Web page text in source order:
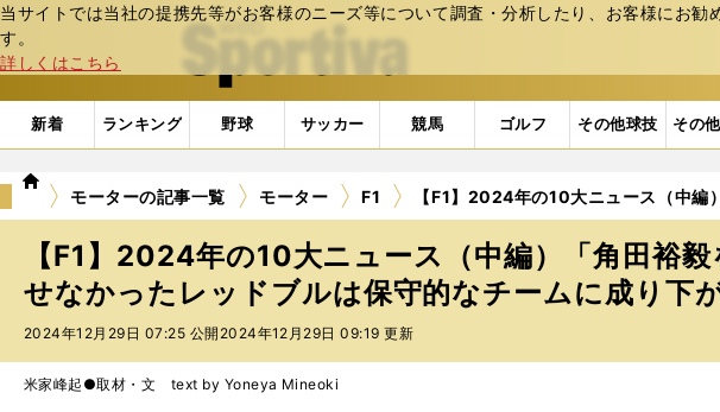
当サイトでは当社の提携先等がお客様のニーズ等について調査・分析したり、お客様にお
す。
詳しくはこちら
web Sportiva (webスポルティーバ)
新着 ランキング 野球 サッカー 競馬 ゴルフ その他球技 その
we
ル
テ
ィ
ー
バ
モーターの記事一覧 モーター F1 【F1】2024年の10大ニュース（中編
【F1】2024年の10大ニュース（中編）「角田裕毅
せなかったレッドブルは保守的なチームに成り下が
2024年12月29日 07:25 公開 2024年12月29日 09:19 更新
米家峰起●取材・文 text by Yoneya Mineoki